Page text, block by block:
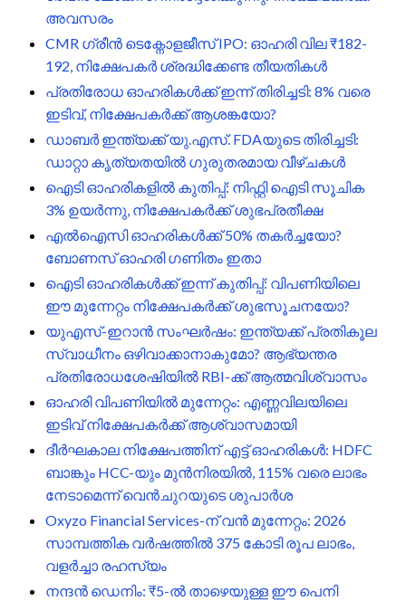
അവസരം
CMR ഗ്രീൻ ടെക്നോളജീസ് IPO: ഓഹരി വില ₹182-
192, നിക്ഷേപകർ ശ്രദ്ധിക്കേണ്ട തീയതികൾ
പ്രതിരോധ ഓഹരികൾക്ക് ഇന്ന് തിരിച്ചടി: 8% വരെ
ഇടിവ്, നിക്ഷേപകർക്ക് ആശങ്കയോ?
ഡാബർ ഇന്ത്യക്ക് യു.എസ്. FDAയുടെ തിരിച്ചടി:
ഡാറ്റാ കൃത്യതയിൽ ഗുരുതരമായ വീഴ്ചകൾ
ഐടി ഓഹരികളിൽ കുതിപ്പ്: നിഫ്റ്റി ഐടി സൂചിക
3% ഉയർന്നു, നിക്ഷേപകർക്ക് ശുഭപ്രതീക്ഷ
എൽഐസി ഓഹരികൾക്ക് 50% തകർച്ചയോ?
ബോണസ് ഓഹരി ഗണിതം ഇതാ
ഐടി ഓഹരികൾക്ക് ഇന്ന് കുതിപ്പ്: വിപണിയിലെ
ഈ മുന്നേറ്റം നിക്ഷേപകർക്ക് ശുഭസൂചനയോ?
യുഎസ്-ഇറാൻ സംഘർഷം: ഇന്ത്യക്ക് പ്രതികൂല
സ്വാധീനം ഒഴിവാക്കാനാകുമോ? ആഭ്യന്തര
പ്രതിരോധശേഷിയിൽ RBI-ക്ക് ആത്മവിശ്വാസം
ഓഹരി വിപണിയിൽ മുന്നേറ്റം: എണ്ണവിലയിലെ
ഇടിവ് നിക്ഷേപകർക്ക് ആശ്വാസമായി
ദീർഘകാല നിക്ഷേപത്തിന് എട്ട് ഓഹരികൾ: HDFC
ബാങ്കും HCC-യും മുൻനിരയിൽ, 115% വരെ ലാഭം
നേടാമെന്ന് വെൻചുറയുടെ ശുപാർശ
Oxyzo Financial Services-ന് വൻ മുന്നേറ്റം: 2026
സാമ്പത്തിക വർഷത്തിൽ 375 കോടി രൂപ ലാഭം,
വളർച്ചാ രഹസ്യം
നന്ദൻ ഡെനിം: ₹5-ൽ താഴെയുള്ള ഈ പെനി